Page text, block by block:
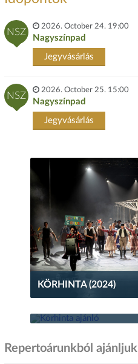
NSZ
2026. October 24. 19:00
Nagyszínpad
Jegyvásárlás
NSZ
2026. October 25. 15:00
Nagyszínpad
Jegyvásárlás
KÖRHINTA (2024)
Repertoárunkból ajánljuk